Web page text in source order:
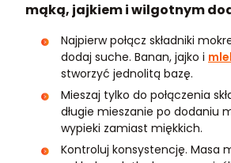
mąką, jajkiem i wilgotnym
Najpierw połącz składniki
dodaj suche. Banan, jajko i
stworzyć jednolitą bazę.
Mieszaj tylko do połączenia
długie mieszanie po dodaniu
wypieki zamiast miękkich.
Kontroluj konsystencję. Masa